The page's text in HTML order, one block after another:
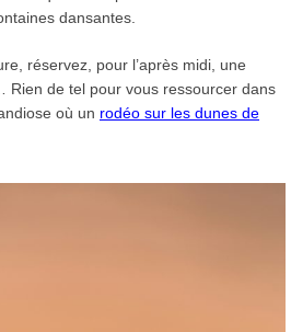
dansantes.
réservez, pour l’après midi, une
… Rien de tel pour vous ressourcer dans
où un rodéo sur les dunes de